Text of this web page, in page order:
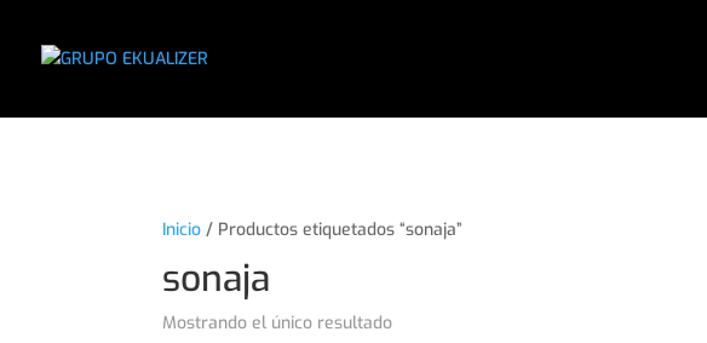
Inicio / Productos etiquetados “sonaja”
sonaja
Mostrando el único resultado